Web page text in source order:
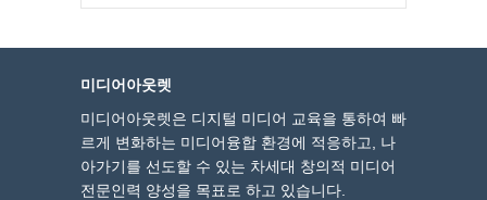
미디어아웃렛
미디어아웃렛은 디지털 미디어 교육을 통하여 빠
르게 변화하는 미디어융합 환경에 적응하고, 나
아가기를 선도할 수 있는 차세대 창의적 미디어
전문인력 양성을 목표로 하고 있습니다.